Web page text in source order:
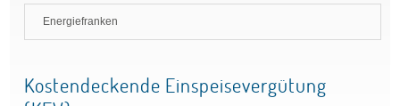
Energiefranken
Kostendeckende Einspeisevergütung